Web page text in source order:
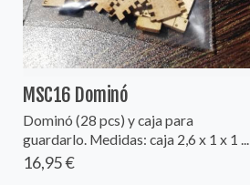
MSC16 Dominó
Dominó (28 pcs) y caja para
guardarlo. Medidas: caja 2,6 x 1 x 1 ...
16,95 €